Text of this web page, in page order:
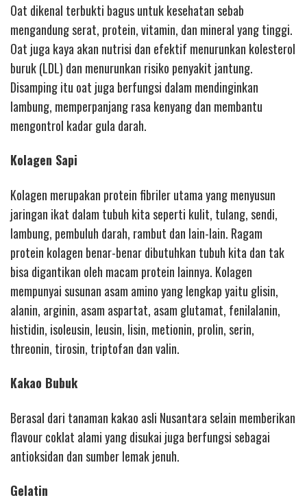
Oat dikenal terbukti bagus untuk kesehatan sebab
mengandung serat, protein, vitamin, dan mineral yang tinggi.
Oat juga kaya akan nutrisi dan efektif menurunkan kolesterol
buruk (LDL) dan menurunkan risiko penyakit jantung.
Disamping itu oat juga berfungsi dalam mendinginkan
lambung, memperpanjang rasa kenyang dan membantu
mengontrol kadar gula darah.
Kolagen Sapi
Kolagen merupakan protein fibriler utama yang menyusun
jaringan ikat dalam tubuh kita seperti kulit, tulang, sendi,
lambung, pembuluh darah, rambut dan lain-lain. Ragam
protein kolagen benar-benar dibutuhkan tubuh kita dan tak
bisa digantikan oleh macam protein lainnya. Kolagen
mempunyai susunan asam amino yang lengkap yaitu glisin,
alanin, arginin, asam aspartat, asam glutamat, fenilalanin,
histidin, isoleusin, leusin, lisin, metionin, prolin, serin,
threonin, tirosin, triptofan dan valin.
Kakao Bubuk
Berasal dari tanaman kakao asli Nusantara selain memberikan
flavour coklat alami yang disukai juga berfungsi sebagai
antioksidan dan sumber lemak jenuh.
Gelatin